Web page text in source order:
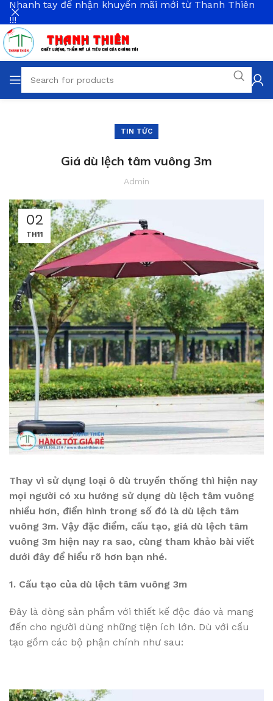
TIN TỨC
Giá dù lệch tâm vuông 3m
Admin
02
TH11
Thay vì sử dụng loại ô dù truyền thống thì hiện nay
mọi người có xu hướng sử dụng dù lệch tâm vuông
nhiều hơn, điển hình trong số đó là dù lệch tâm
vuông 3m. Vậy đặc điểm, cấu tạo, giá dù lệch tâm
vuông 3m hiện nay ra sao, cùng tham khảo bài viết
dưới đây để hiểu rõ hơn bạn nhé.
1. Cấu tạo của dù lệch tâm vuông 3m
Đây là dòng sản phẩm với thiết kế độc đáo và mang
đến cho người dùng những tiện ích lớn. Dù với cấu
tạo gồm các bộ phận chính như sau:
Nhanh tay để nhận khuyến mãi mới từ Thanh Thiên
!!!